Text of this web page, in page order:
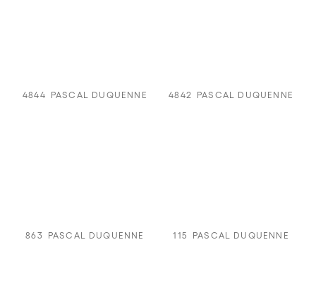
4844 PASCAL DUQUENNE 4842 PASCAL DUQUENNE
863 PASCAL DUQUENNE 115 PASCAL DUQUENNE